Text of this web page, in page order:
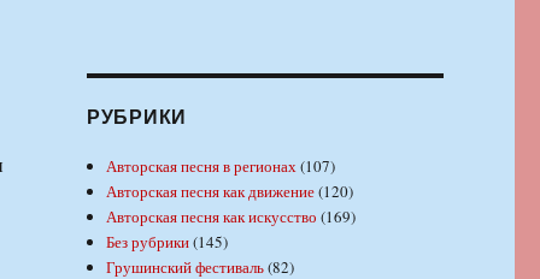
РУБРИКИ
Авторская песня в регионах(107)
Авторская песня как движение(120)
Авторская песня как искусство (169)
Без рубрики(145)
Грушинский фестиваль(82)